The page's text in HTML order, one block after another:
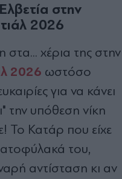
στην
2026
στα... χέρια της στην
2026 ωστόσο
για να κάνει
την υπόθεση νίκη
Το Κατάρ που είχε
του,
αντίσταση κι αν